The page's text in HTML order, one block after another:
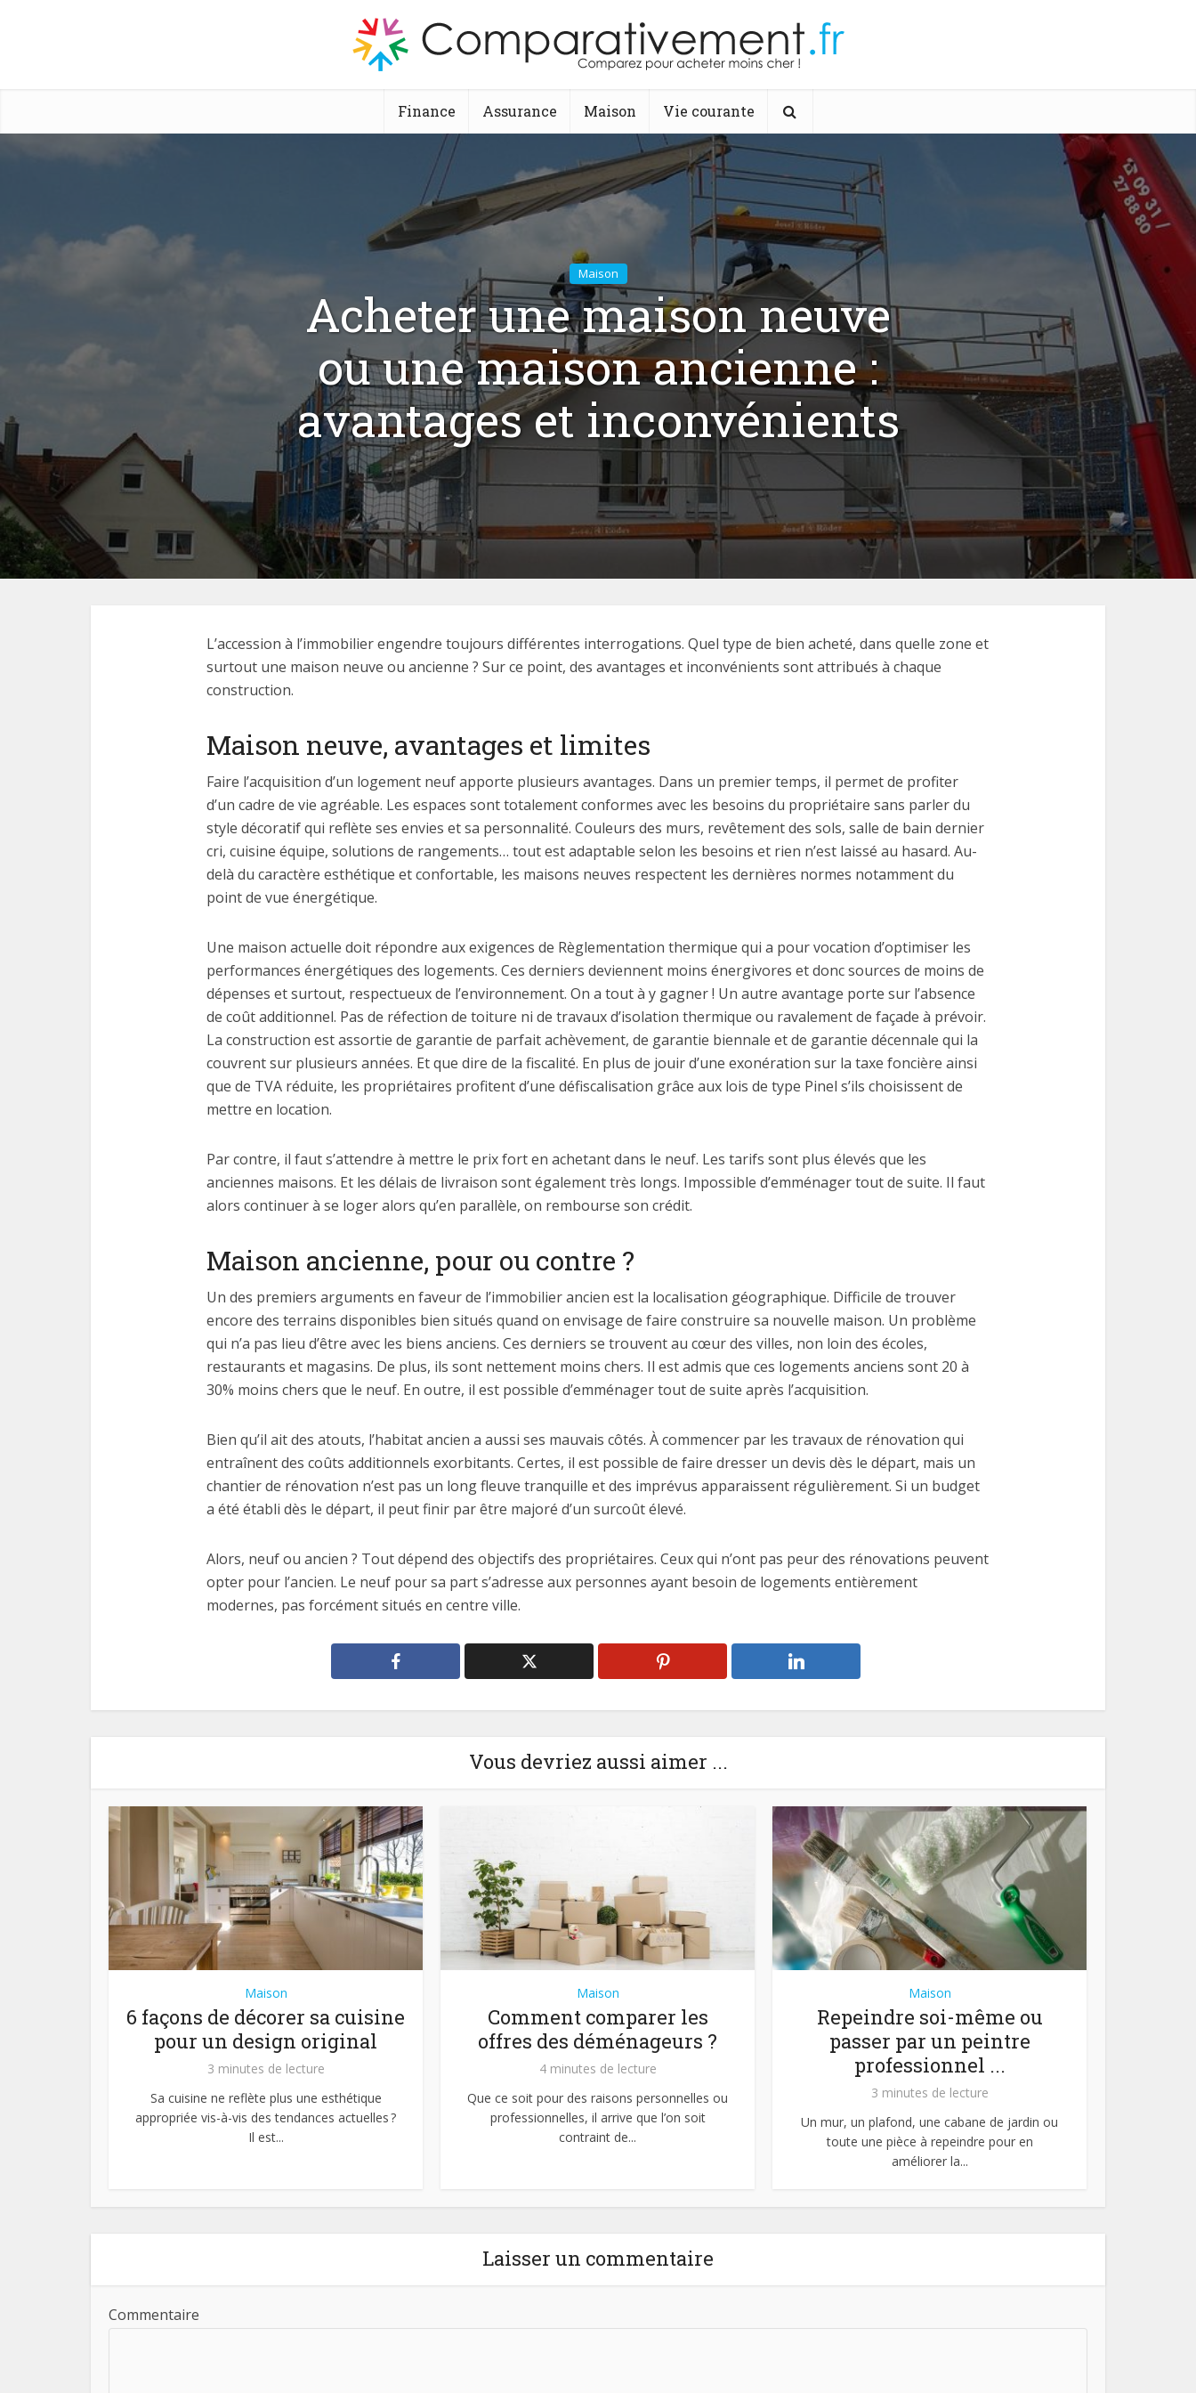
Finance Assurance Maison Vie courante
Maison
Acheter une maison neuve
ou une maison ancienne :
avantages et inconvénients
L’accession à l’immobilier engendre toujours différentes interrogations. Quel type de bien acheté, dans quelle zone et
surtout une maison neuve ou ancienne ? Sur ce point, des avantages et inconvénients sont attribués à chaque
construction.
Maison neuve, avantages et limites
Faire l’acquisition d’un logement neuf apporte plusieurs avantages. Dans un premier temps, il permet de profiter
d’un cadre de vie agréable. Les espaces sont totalement conformes avec les besoins du propriétaire sans parler du
style décoratif qui reflète ses envies et sa personnalité. Couleurs des murs, revêtement des sols, salle de bain dernier
cri, cuisine équipe, solutions de rangements… tout est adaptable selon les besoins et rien n’est laissé au hasard. Au-
delà du caractère esthétique et confortable, les maisons neuves respectent les dernières normes notamment du
point de vue énergétique.
Une maison actuelle doit répondre aux exigences de Règlementation thermique qui a pour vocation d’optimiser les
performances énergétiques des logements. Ces derniers deviennent moins énergivores et donc sources de moins de
dépenses et surtout, respectueux de l’environnement. On a tout à y gagner ! Un autre avantage porte sur l’absence
de coût additionnel. Pas de réfection de toiture ni de travaux d’isolation thermique ou ravalement de façade à prévoir.
La construction est assortie de garantie de parfait achèvement, de garantie biennale et de garantie décennale qui la
couvrent sur plusieurs années. Et que dire de la fiscalité. En plus de jouir d’une exonération sur la taxe foncière ainsi
que de TVA réduite, les propriétaires profitent d’une défiscalisation grâce aux lois de type Pinel s’ils choisissent de
mettre en location.
Par contre, il faut s’attendre à mettre le prix fort en achetant dans le neuf. Les tarifs sont plus élevés que les
anciennes maisons. Et les délais de livraison sont également très longs. Impossible d’emménager tout de suite. Il faut
alors continuer à se loger alors qu’en parallèle, on rembourse son crédit.
Maison ancienne, pour ou contre ?
Un des premiers arguments en faveur de l’immobilier ancien est la localisation géographique. Difficile de trouver
encore des terrains disponibles bien situés quand on envisage de faire construire sa nouvelle maison. Un problème
qui n’a pas lieu d’être avec les biens anciens. Ces derniers se trouvent au cœur des villes, non loin des écoles,
restaurants et magasins. De plus, ils sont nettement moins chers. Il est admis que ces logements anciens sont 20 à
30% moins chers que le neuf. En outre, il est possible d’emménager tout de suite après l’acquisition.
Bien qu’il ait des atouts, l’habitat ancien a aussi ses mauvais côtés. À commencer par les travaux de rénovation qui
entraînent des coûts additionnels exorbitants. Certes, il est possible de faire dresser un devis dès le départ, mais un
chantier de rénovation n’est pas un long fleuve tranquille et des imprévus apparaissent régulièrement. Si un budget
a été établi dès le départ, il peut finir par être majoré d’un surcoût élevé.
Alors, neuf ou ancien ? Tout dépend des objectifs des propriétaires. Ceux qui n’ont pas peur des rénovations peuvent
opter pour l’ancien. Le neuf pour sa part s’adresse aux personnes ayant besoin de logements entièrement
modernes, pas forcément situés en centre ville.
Vous devriez aussi aimer ...
Maison
6 façons de décorer sa cuisine
pour un design original
3 minutes de lecture
Sa cuisine ne reflète plus une esthétique
appropriée vis-à-vis des tendances actuelles ?
Il est...
Maison
Comment comparer les
offres des déménageurs ?
4 minutes de lecture
Que ce soit pour des raisons personnelles ou
professionnelles, il arrive que l’on soit
contraint de...
Maison
Repeindre soi-même ou
passer par un peintre
professionnel ...
3 minutes de lecture
Un mur, un plafond, une cabane de jardin ou
toute une pièce à repeindre pour en
améliorer la...
Laisser un commentaire
Commentaire